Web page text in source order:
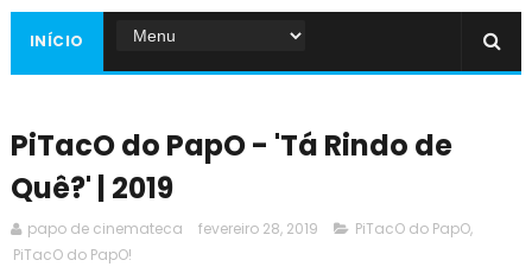
INÍCIO
PiTacO do PapO - 'Tá Rindo de
Quê?' | 2019
papo de cinemateca fevereiro 28, 2019 PiTacO do PapO,
PiTacO do PapO!